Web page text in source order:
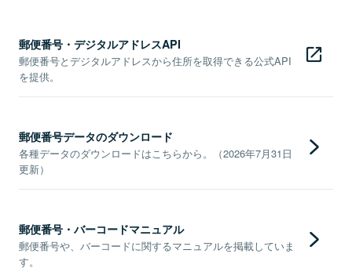
郵便番号・デジタルアドレスAPI
郵便番号とデジタルアドレスから住所を取得できる公式API
を提供。
郵便番号データのダウンロード
各種データのダウンロードはこちらから。（2026年7月31日
更新）
郵便番号・バーコードマニュアル
郵便番号や、バーコードに関するマニュアルを掲載していま
す。